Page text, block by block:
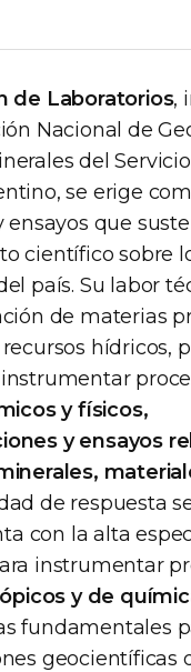
de Laboratorios,
Nacional de
del
se erige
ensayos que
científico sobre
país. Su labor
de materias
hídricos,
y físicos,
y ensayos
de respuesta
con la alta
instrumentar
y de
fundamentales
geocientíficas